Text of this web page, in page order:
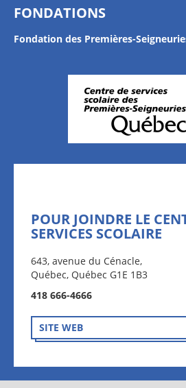
FONDATIONS
Fondation des Premières-
POUR JOINDRE LE
SERVICES SCOLAIRE
643, avenue du Cénacle,
Québec, Québec G1E 1B3
418 666-4666
SITE WEB